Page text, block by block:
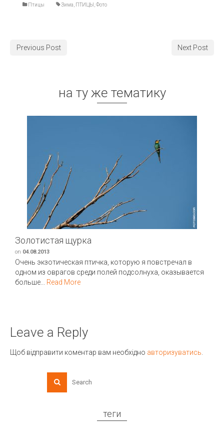
Птицы Зима ПТИЦЫ Фото
Previous Post Next Post
на ту же тематику
Золотистая щурка
on 04.08.2013
Очень экзотическая птичка, которую я повстречал в
одном из оврагов среди полей подсолнуха, оказывается
больше... Read More
Leave a Reply
Щоб відправити коментар вам необхідно авторизуватись
теги